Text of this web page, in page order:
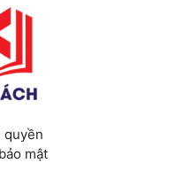
quyền
mật